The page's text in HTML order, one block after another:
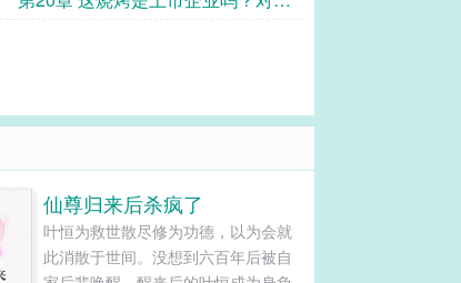
仙尊归来后杀疯了
叶恒为救世散尽修为功德，以为会就
此消散于世间。没想到六百年后被自